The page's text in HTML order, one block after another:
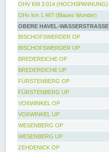
OHV KM 3.014 (HOCHSPANNUNG)
OHv km 1.467 (Blaues Wunder)
OBERE HAVEL-WASSERSTRASSE
BISCHOFSWERDER OP
BISCHOFSWERDER UP
BREDEREICHE OP
BREDEREICHE UP
FÜRSTENBERG OP
FÜRSTENBERG UP
VOßWINKEL OP
VOßWINKEL UP
WESENBERG OP
WESENBERG UP
ZEHDENICK OP